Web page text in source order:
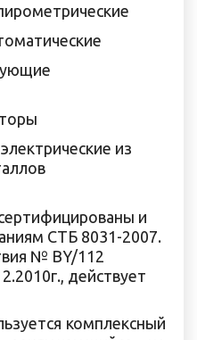
из
и
СТБ 8031-2007.
№ BY/112
действует
комплексный